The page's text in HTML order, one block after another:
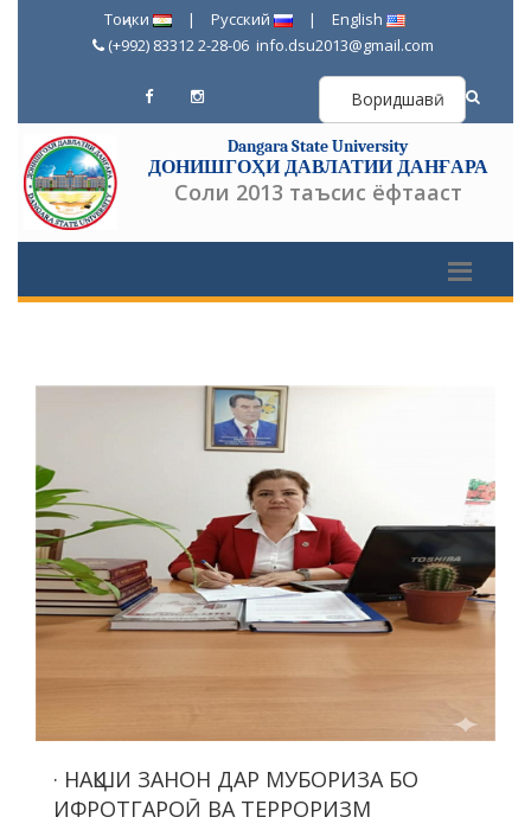
Тоҷики | Русский |
English
(+992) 83312 2-28-06 info.dsu2013@gmail.com
Воридшавӣ
Dangara State University
ДОНИШГОҲИ ДАВЛАТИИ ДАНҒАРА
Соли 2013 таъсис ёфтааст
· НАҚШИ ЗАНОН ДАР МУБОРИЗА БО
ИФРОТГАРОӢ ВА ТЕРРОРИЗМ